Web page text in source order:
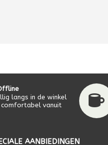
langs in de winkel
vanuit
AANBIEDINGEN